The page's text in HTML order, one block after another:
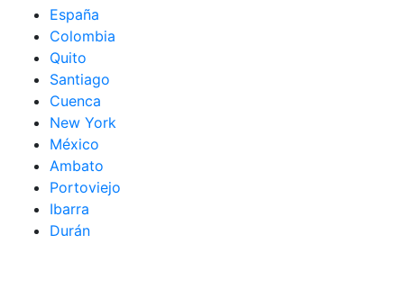
España
Colombia
Quito
Santiago
Cuenca
New York
México
Ambato
Portoviejo
Ibarra
Durán